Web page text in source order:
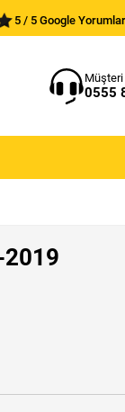
5 / 5 Google Yorumlar
0555